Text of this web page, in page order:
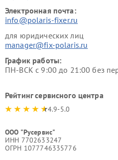
Электронная почта:
info@polaris-fixer.ru
для юридических лиц
manager@fix-polaris.ru
График работы:
ПН-ВСК с 9:00 до 21:00 без
Рейтинг сервисного центра
4.9-5.0
ООО "Русервис"
ИНН 7702633247
ОГРН 1077746335776